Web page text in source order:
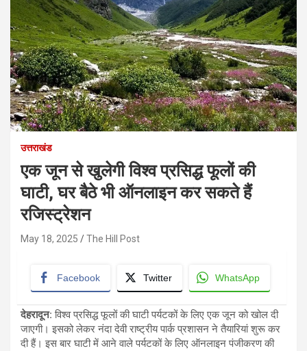
उत्तराखंड
एक जून से खुलेगी विश्व प्रसिद्ध फूलों की
घाटी, घर बैठे भी ऑनलाइन कर सकते हैं
रजिस्ट्रेशन
May 18, 2025 The Hill Post
Facebook Twitter WhatsApp
देहरादून: विश्व प्रसिद्ध फूलों की घाटी पर्यटकों के लिए एक जून को खोल दी
जाएगी। इसको लेकर नंदा देवी राष्ट्रीय पार्क प्रशासन ने तैयारियां शुरू कर
दी हैं। इस बार घाटी में आने वाले पर्यटकों के लिए ऑनलाइन पंजीकरण की